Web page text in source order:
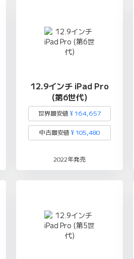
12.9インチ iPad Pro
(第6世代)
世界最安値 ¥ 164,657
中古最安値 ¥ 105,480
2022年発売